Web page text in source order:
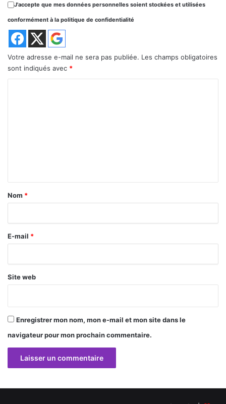
J'accepte que mes données personnelles soient stockées et utilisées
conformément à la politique de confidentialité
Votre adresse e-mail ne sera pas publiée. Les champs obligatoires
sont indiqués avec *
a
r
e
Nom *
E-mail *
Site web
Enregistrer mon nom, mon e-mail et mon site dans le
navigateur pour mon prochain commentaire.